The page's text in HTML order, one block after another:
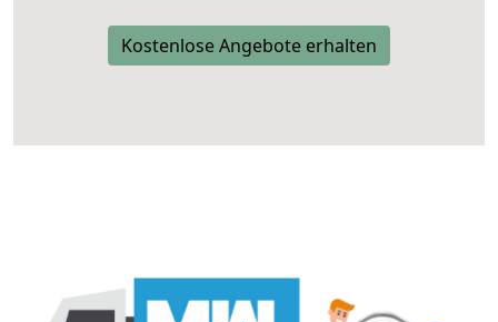
Kostenlose Angebote erhalten